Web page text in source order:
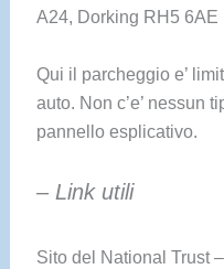
A24, Dorking RH5 6AE
Qui il parcheggio e’
auto. Non c’e’ nessun
pannello esplicativo.
– Link utili
Sito del National Trust